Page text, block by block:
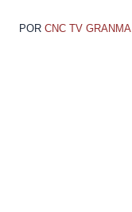
POR CNC TV GRANMA